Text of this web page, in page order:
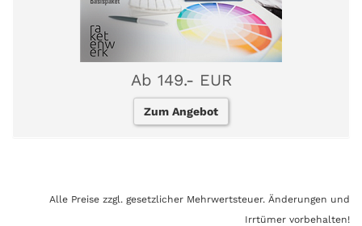
Ab 149.- EUR
Zum Angebot
Alle Preise zzgl. gesetzlicher Mehrwertsteuer. Änderungen und
Irrtümer vorbehalten!